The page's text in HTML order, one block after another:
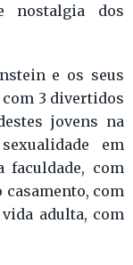
nostalgia dos
e os seus
com 3 divertidos
jovens na
em
faculdade, com
casamento, com
vida adulta, com